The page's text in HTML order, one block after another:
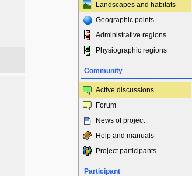
Landscapes and habitats
Geographic points
Administrative regions
Physiographic regions
Community
Active discussions
Forum
News of project
Help and manuals
Project participants
Participant